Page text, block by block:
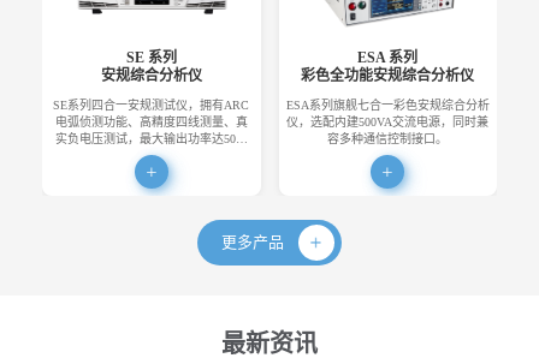
SE 系列
安规综合分析仪
SE系列四合一安规测试仪，拥有ARC
电弧侦测功能、高精度四线测量、真
实负电压测试，最大输出功率达50…
ESA 系列
彩色全功能安规综合分析仪
ESA系列旗舰七合一彩色安规综合分析
仪，选配内建500VA交流电源，同时兼
容多种通信控制接口。
更多产品
最新资讯